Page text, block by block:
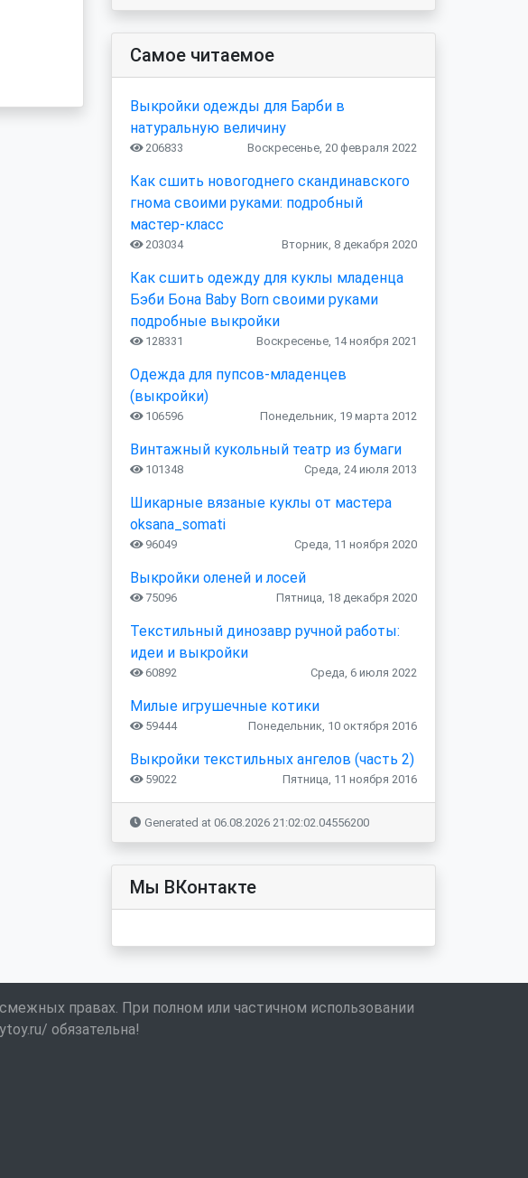
Самое читаемое
Выкройки одежды для Барби в
натуральную величину
206833 Воскресенье, 20 февраля 2022
Как сшить новогоднего скандинавского
гнома своими руками: подробный
мастер-класс
203034 Вторник, 8 декабря 2020
Как сшить одежду для куклы младенца
Бэби Бона Baby Born своими руками
подробные выкройки
128331 Воскресенье, 14 ноября 2021
Одежда для пупсов-младенцев
(выкройки)
106596 Понедельник, 19 марта 2012
Винтажный кукольный театр из бумаги
101348 Среда, 24 июля 2013
Шикарные вязаные куклы от мастера
oksana_somati
96049 Среда, 11 ноября 2020
Выкройки оленей и лосей
75096 Пятница, 18 декабря 2020
Текстильный динозавр ручной работы:
идеи и выкройки
60892 Среда, 6 июля 2022
Милые игрушечные котики
59444 Понедельник, 10 октября 2016
Выкройки текстильных ангелов (часть 2)
59022 Пятница, 11 ноября 2016
Generated at 06.08.2026 21:02:02.04556200
Мы ВКонтакте
правах. При полном или частичном использовании
обязательна!